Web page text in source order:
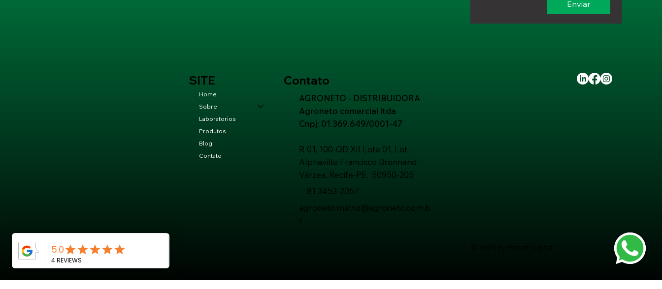
Enviar
SITE
Home
Sobre
Laboratorios
Produtos
Blog
Contato
Contato
AGRONETO - DISTRIBUIDORA
Agroneto comercial ltda
Cnpj: 01.369.649/0001-47
R 01, 100-QD XII Lote 01, Lot.
Alphaville Francisco Brennand -
Várzea, Recife-PE, 50950-205
81 3453-2057
agroneto.matriz@agroneto.com.b
r